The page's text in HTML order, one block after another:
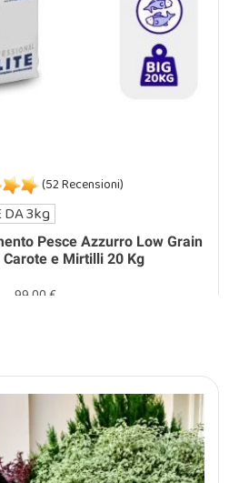
Pesce Azzurro Low Grain
e Mirtilli 20 Kg
(52 Recensioni)
99,00 €
DA 3kg